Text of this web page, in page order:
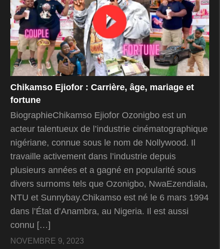
Chikamso Ejiofor : Carrière, âge, mariage et
fortune
BiographieChikamso Ejiofor Ozonigbo est un
acteur talentueux de l’industrie cinématographique
nigériane, connue sous le nom de Nollywood. Il
travaille activement dans l’industrie depuis
plusieurs années et a gagné en popularité sous
divers surnoms tels que Ozonigbo, NwaEzendiala,
NTU et Sunnybay.Chikamso est né le 6 mars 1994
dans l’État d’Anambra, au Nigeria. Il est aussi
connu […]
NOVEMBRE 9, 2023